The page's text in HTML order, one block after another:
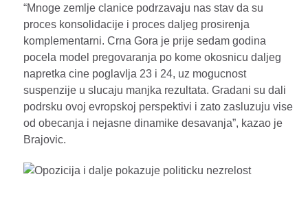
“Mnoge zemlje clanice podrzavaju nas stav da su
proces konsolidacije i proces daljeg prosirenja
komplementarni. Crna Gora je prije sedam godina
pocela model pregovaranja po kome okosnicu daljeg
napretka cine poglavlja 23 i 24, uz mogucnost
suspenzije u slucaju manjka rezultata. Gradani su dali
podrsku ovoj evropskoj perspektivi i zato zasluzuju vise
od obecanja i nejasne dinamike desavanja”, kazao je
Brajovic.